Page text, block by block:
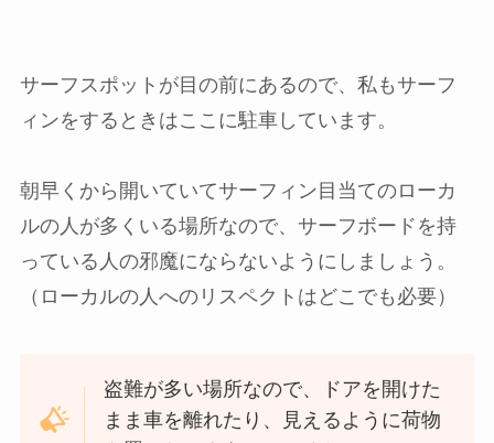
サーフスポットが目の前にあるので、私もサーフ
ィンをするときはここに駐車しています。
朝早くから開いていてサーフィン目当てのローカ
ルの人が多くいる場所なので、サーフボードを持
っている人の邪魔にならないようにしましょう。
（ローカルの人へのリスペクトはどこでも必要）
盗難が多い場所なので、ドアを開けた
まま車を離れたり、見えるように荷物